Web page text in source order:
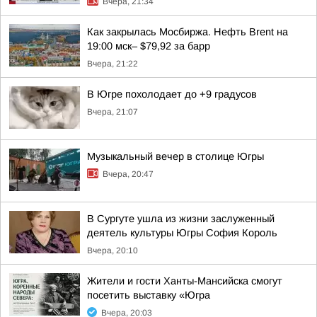
Как закрылась Мосбиржа. Нефть Brent на
19:00 мск– $79,92 за барр
Вчера, 21:22
В Югре похолодает до +9 градусов
Вчера, 21:07
Музыкальный вечер в столице Югры
Вчера, 20:47
В Сургуте ушла из жизни заслуженный
деятель культуры Югры София Король
Вчера, 20:10
Жители и гости Ханты-Мансийска смогут
посетить выставку «Югра
Вчера, 20:03